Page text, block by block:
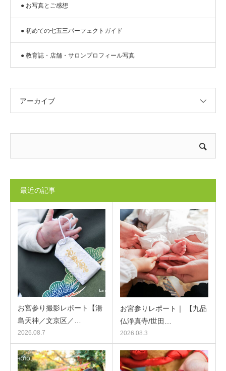
● お写真とご感想
● 初めての七五三パーフェクトガイド
● 教育誌・店舗・サロンプロフィール写真
アーカイブ
最近の記事
お宮参り撮影レポート【湯
島天神／文京区／…
2026.08.7
お宮参りレポート｜ 【九品
仏浄真寺/世田…
2026.08.3